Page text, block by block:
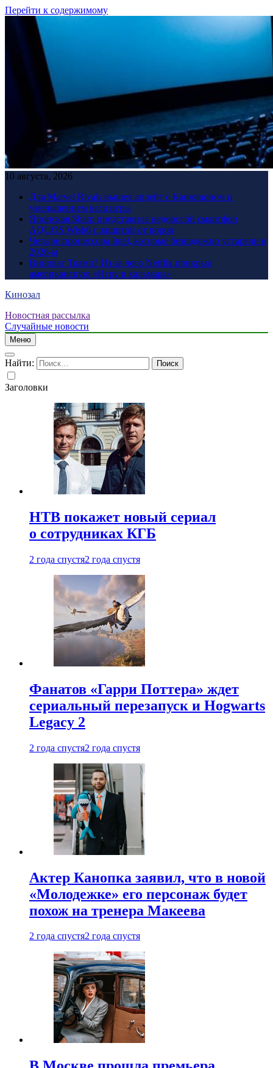
Перейти к содержимому
10 августа, 2026
Для Marvel Rivals вышел апдейт с Капюшоном и
уменьшением веса игры
Японская Sharp представила недорогой смартфон
AQUOS Wish6 с защитой от воров
Четыре процессора Intel, которые безнадежно устарели в
2026-м
Виноват Трамп? Из-за чего Netflix прикрыл
американскую «Игру в кальмара»
Кинозал
Новостная рассылка
Случайные новости
Меню
Найти:
Заголовки
НТВ покажет новый сериал
о сотрудниках КГБ
2 года спустя2 года спустя
Фанатов «Гарри Поттера» ждет
сериальный перезапуск и Hogwarts
Legacy 2
2 года спустя2 года спустя
Актер Канопка заявил, что в новой
«Молодежке» его персонаж будет
похож на тренера Макеева
2 года спустя2 года спустя